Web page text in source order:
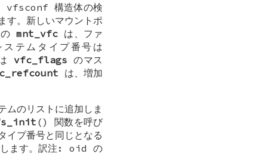
vfsconf 構造体の検
す。新しいマウントポ
のmnt_vfc は、ファ
テムタイプ番号は
vfc_flags のマス
は、増加
ムのリストに追加しま
() 関数を呼び
プ番号と同じとなる
します。訳注: oid の